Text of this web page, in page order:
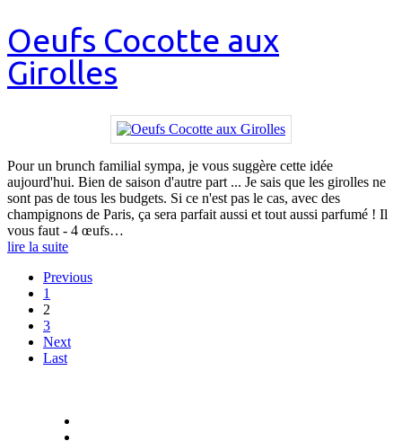
Oeufs Cocotte aux
Girolles
Pour un brunch familial sympa, je vous suggère cette idée
aujourd'hui. Bien de saison d'autre part ... Je sais que les girolles ne
sont pas de tous les budgets. Si ce n'est pas le cas, avec des
champignons de Paris, ça sera parfait aussi et tout aussi parfumé ! Il
vous faut - 4 œufs…
lire la suite
Previous
1
2
3
Next
Last